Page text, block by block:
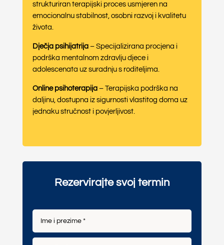
strukturiran terapijski proces usmjeren na
emocionalnu stabilnost, osobni razvoj i kvalitetu
života.
Dječja psihijatrija– Specijalizirana procjena i
podrška mentalnom zdravlju djece i
adolescenata uz suradnju s roditeljima.
Online psihoterapija– Terapijska podrška na
daljinu, dostupna iz sigurnosti vlastitog doma uz
jednaku stručnost i povjerljivost.
Rezervirajte svoj termin